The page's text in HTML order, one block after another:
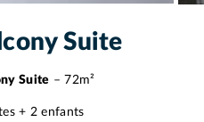
Suite
Suite – 72m²
+ 2 enfants